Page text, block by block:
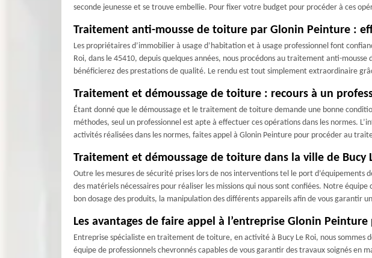
seconde jeunesse et se trouve embellie. Pour fixer votre budget pour procéder à ces
Traitement anti-mousse de toiture par Glonin Peinture :
Les propriétaires d’immobilier à usage d’habitation et à usage professionnel font
Roi, dans le 45410, depuis quelques années, nous procédons au traitement anti-
bénéficierez des prestations de qualité. Le rendu est tout simplement extraordinaire
Traitement et démoussage de toiture : recours à un
Étant donné que le démoussage et le traitement de toiture demande une bonne
méthodes, seul un professionnel est apte à effectuer ces opérations dans les normes.
activités réalisées dans les normes, faites appel à Glonin Peinture pour procéder au
Traitement et démoussage de toiture dans la ville de
Outre les mesures de sécurité prises lors de nos interventions tel le port
des matériels nécessaires pour réaliser les missions qui nous sont confiées. Notre
bon dosage des produits, la manipulation des différents appareils afin de vous garantir
Les avantages de faire appel à l’entreprise Glonin
Entreprise spécialiste en traitement de toiture, en activité à Bucy Le Roi, nous
équipe de professionnels chevronnés capables de vous garantir des travaux soignés